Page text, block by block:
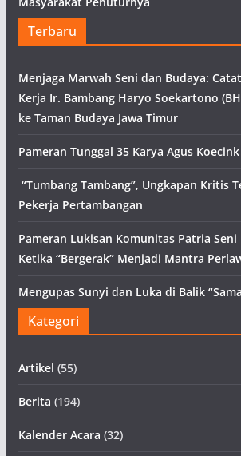
Terbaru
Menjaga Marwah Seni dan Budaya:
Kerja Ir. Bambang Haryo Soekartono
ke Taman Budaya Jawa Timur
Pameran Tunggal 35 Karya Agus Koecink
“Tumbang Tambang”, Ungkapan Kritis
Pekerja Pertambangan
Pameran Lukisan Komunitas Patria
Ketika “Bergerak” Menjadi Mantra
Mengupas Sunyi dan Luka di Balik
Kategori
Artikel (55)
Berita (194)
Kalender Acara (32)